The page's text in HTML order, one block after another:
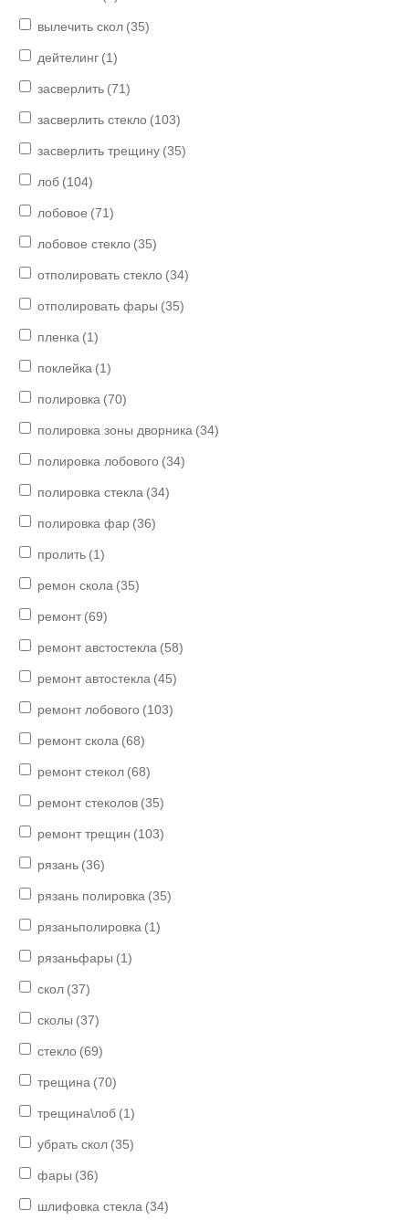
вылечить скол (35)
дейтелинг (1)
засверлить (71)
засверлить стекло (103)
засверлить трещину (35)
лоб (104)
лобовое (71)
лобовое стекло (35)
отполировать стекло (34)
отполировать фары (35)
пленка (1)
поклейка (1)
полировка (70)
полировка зоны дворника (34)
полировка лобового (34)
полировка стекла (34)
полировка фар (36)
пролить (1)
ремон скола (35)
ремонт (69)
ремонт австостекла (58)
ремонт автостекла (45)
ремонт лобового (103)
ремонт скола (68)
ремонт стекол (68)
ремонт стеколов (35)
ремонт трещин (103)
рязань (36)
рязань полировка (35)
рязаньполировка (1)
рязаньфары (1)
скол (37)
сколы (37)
стекло (69)
трещина (70)
трещина\лоб (1)
убрать скол (35)
фары (36)
шлифовка стекла (34)